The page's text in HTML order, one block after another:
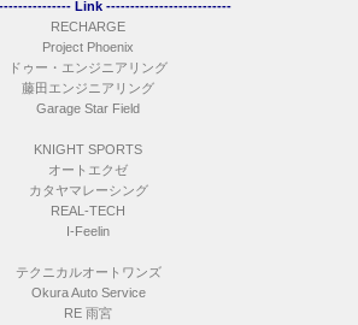
Link --------------------------
RECHARGE
Project Phoenix
ドゥー・エンジニアリング
藤田エンジニアリング
Garage Star Field
KNIGHT SPORTS
オートエクゼ
カタヤマレーシング
REAL-TECH
I-Feelin
テクニカルオートワンズ
Okura Auto Service
RE 雨宮